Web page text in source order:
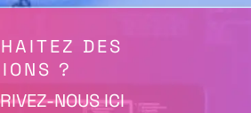
DES
?
NOUS ICI